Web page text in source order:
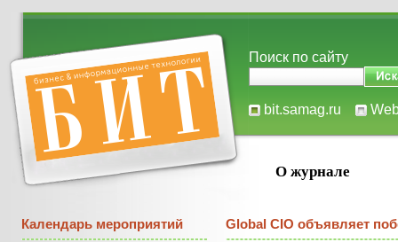
Поиск по сайту
bit.samag.ru
О журнале
Календарь мероприятий Global CIO объявляет